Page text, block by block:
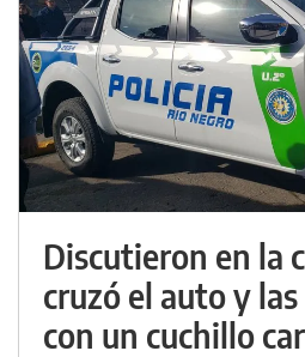
Discutieron en la
cruzó el auto y
con un cuchillo